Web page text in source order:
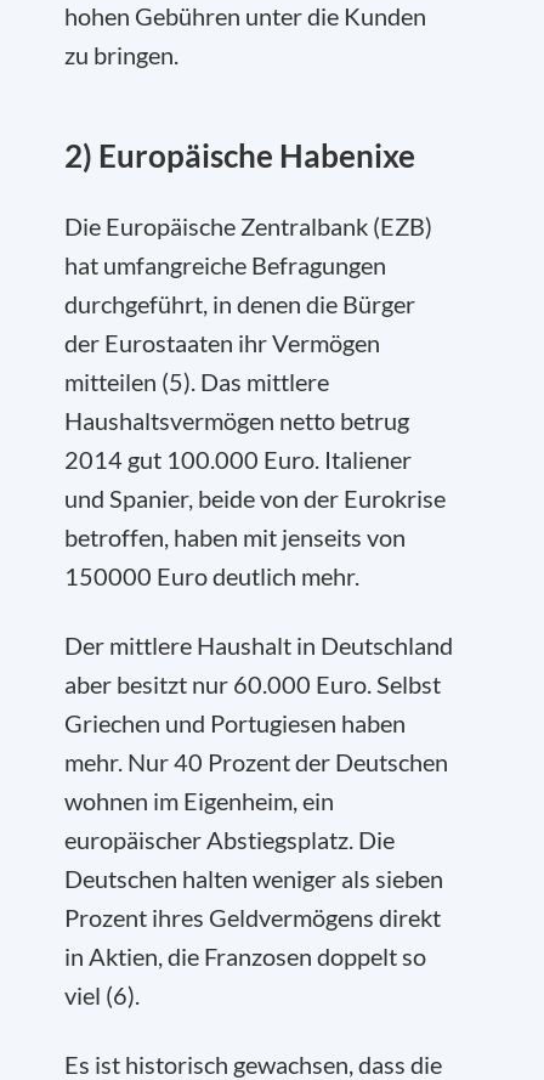
hohen Gebühren unter die Kunden
zu bringen.
2) Europäische Habenixe
Die Europäische Zentralbank (EZB)
hat umfangreiche Befragungen
durchgeführt, in denen die Bürger
der Eurostaaten ihr Vermögen
mitteilen (5). Das mittlere
Haushaltsvermögen netto betrug
2014 gut 100.000 Euro. Italiener
und Spanier, beide von der Eurokrise
betroffen, haben mit jenseits von
150000 Euro deutlich mehr.
Der mittlere Haushalt in Deutschland
aber besitzt nur 60.000 Euro. Selbst
Griechen und Portugiesen haben
mehr. Nur 40 Prozent der Deutschen
wohnen im Eigenheim, ein
europäischer Abstiegsplatz. Die
Deutschen halten weniger als sieben
Prozent ihres Geldvermögens direkt
in Aktien, die Franzosen doppelt so
viel (6).
Es ist historisch gewachsen, dass die